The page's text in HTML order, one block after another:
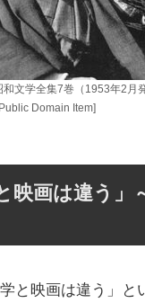
和文学全集7巻（1953年2月
Domain Item]
映画は違う
と映画は違う」